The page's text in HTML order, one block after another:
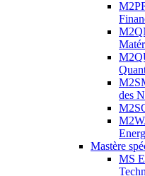
des
Mastère
MS